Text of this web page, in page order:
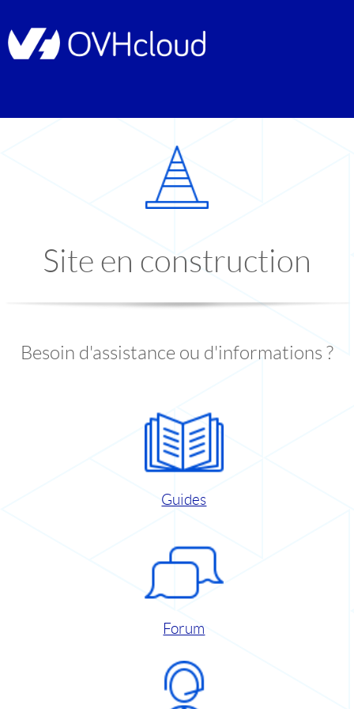
Site en construction
Besoin d'assistance ou d'informations ?
Guides
Forum